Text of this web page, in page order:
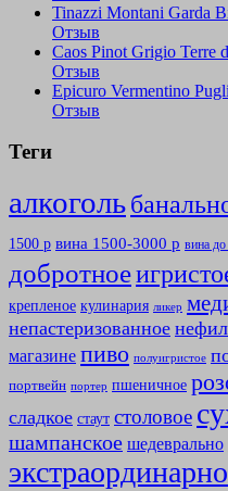
Tinazzi Montani Garda
Отзыв
Caos Pinot Grigio Terre
Отзыв
Epicuro Vermentino
Отзыв
Теги
алкоголь
1500 р вина 1500-3000 р вина
добротное
крепленое кулинария ликер
непастеризованное
магазине пиво полуигристое
портвейн портер пшеничное
сладкое стаут столовое
шампанское шедеврально
экстраординарно